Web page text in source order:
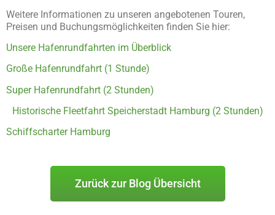
Weitere Informationen zu unseren angebotenen Touren,
Preisen und Buchungsmöglichkeiten finden Sie hier:
Unsere Hafenrundfahrten im Überblick
Große Hafenrundfahrt (1 Stunde)
Super Hafenrundfahrt (2 Stunden)
Historische Fleetfahrt Speicherstadt Hamburg (2 Stunden)
Schiffscharter Hamburg
Zurück zur Blog Übersicht